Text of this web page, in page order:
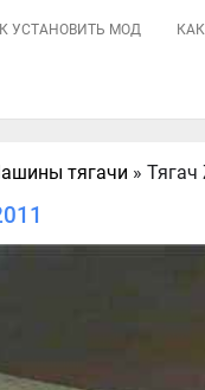
УСТАНОВИТЬ МОД
тягачи »